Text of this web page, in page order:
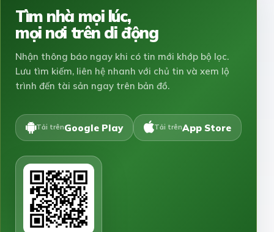
Tìm nhà mọi lúc,
mọi nơi trên di động
Nhận thông báo ngay khi có tin mới khớp bộ lọc.
Lưu tìm kiếm, liên hệ nhanh với chủ tin và xem lộ
trình đến tài sản ngay trên bản đồ.
Tải trênGoogle Play Tải trênApp Store